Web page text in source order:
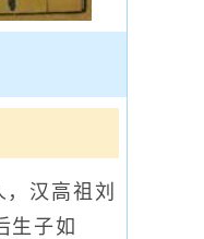
汉高祖刘
生子如